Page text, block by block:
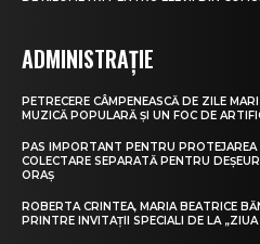
ADMINISTRAȚIE
PETRECERE CÂMPENEASCĂ DE ZILE
MUZICĂ POPULARĂ ȘI UN FOC DE
PAS IMPORTANT PENTRU PROTEJAREA
COLECTARE SEPARATĂ PENTRU
ORAȘ
ROBERTA CRINTEA, MARIA BEATRICE
PRINTRE INVITAȚII SPECIALI DE LA